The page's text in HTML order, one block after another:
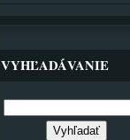
VYHĽADÁVANIE